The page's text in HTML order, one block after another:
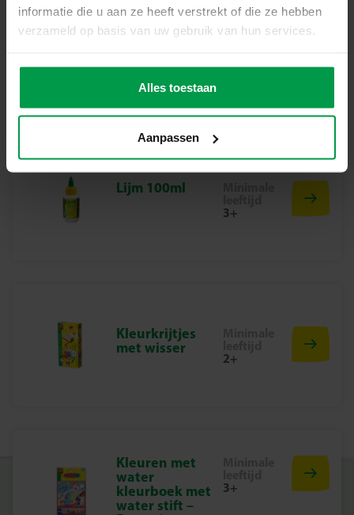
informatie die u aan ze heeft verstrekt of die ze hebben
verzameld op basis van uw gebruik van hun services.
Alles toestaan
Aanpassen
Magie in elke beweging
Foil Art – Schemering sprookjes maakt elk
neerleggen en wrijven is simpel én heerlijk om te doen,
terwijl de folie elk plaatje laat stralen. Perfect voor rustige
middagen, creatieve playdates of als betoverend cadeau
Inhoud van de set
6 bedrukte stickerkaarten
Rub on folie glitter blauw
Waarom kiezen voor SES Creative
Bij SES Creative vinden we veiligheid erg belangrijk.
zijn op hun werk, wat de creativiteit en ontwikkeling
stimuleert.
Laat sprookjes fonkelen met deze schitterende
Penselenset 3
3+
Lijm 100ml
3+
Kleurkrijtjes
met wisser
2+
Kleuren met
water
kleurboek met
water stift –
3+